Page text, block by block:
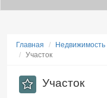
Главная Недвижимость
Участок
Участок